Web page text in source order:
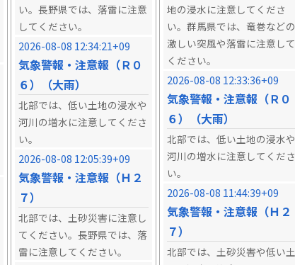
い。長野県では、落雷に注意
してください。
2026-08-08 12:34:21+09
気象警報・注意報（Ｒ０
６）（大雨）
北部では、低い土地の浸水や
河川の増水に注意してくださ
い。
2026-08-08 12:05:39+09
気象警報・注意報（Ｈ２
７）
北部では、土砂災害に注意し
てください。長野県では、落
雷に注意してください。
地の浸水に注意してくださ
い。群馬県では、竜巻などの
激しい突風や落雷に注意して
ください。
2026-08-08 12:33:36+09
気象警報・注意報（Ｒ０
６）（大雨）
北部では、低い土地の浸水や
河川の増水に注意してくださ
い。
2026-08-08 11:44:39+09
気象警報・注意報（Ｈ２
７）
北部では、土砂災害や低い土